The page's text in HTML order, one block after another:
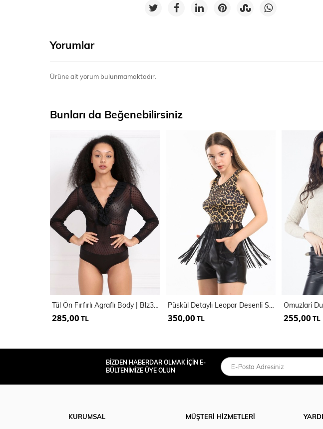
Yorumlar
Ürüne ait yorum bulunmamaktadır.
Bunları da Beğenebilirsiniz
Tül Ön Fırfırlı Agraflı Body | Blz31319
285,00 TL
Püskül Detaylı Leopar Desenli Scuba Bluz | Bus33913
350,00 TL 255,00 TL
BİZDEN HABERDAR OLMAK İÇİN E-
BÜLTENİMİZE ÜYE OLUN
KURUMSAL
MÜŞTERİ HİZMETLERİ